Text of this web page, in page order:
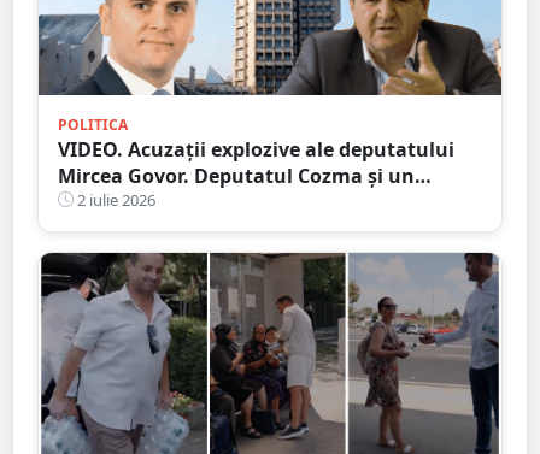
POLITICA
VIDEO. Acuzații explozive ale deputatului
Mircea Govor. Deputatul Cozma și un
primar, acuzați de afaceri afaceri imobiliare
ilegale
2 iulie 2026